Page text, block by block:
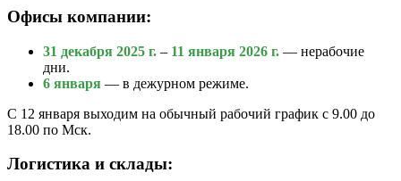
Офисы компании:
31 декабря 2025 г. – 11 января 2026 г. — нерабочие
дни.
6 января — в дежурном режиме.
С 12 января выходим на обычный рабочий график с 9.00 до
18.00 по Мск.
Логистика и склады: